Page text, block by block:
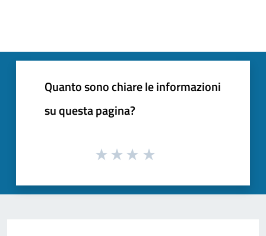
Quanto sono chiare le informazioni
su questa pagina?